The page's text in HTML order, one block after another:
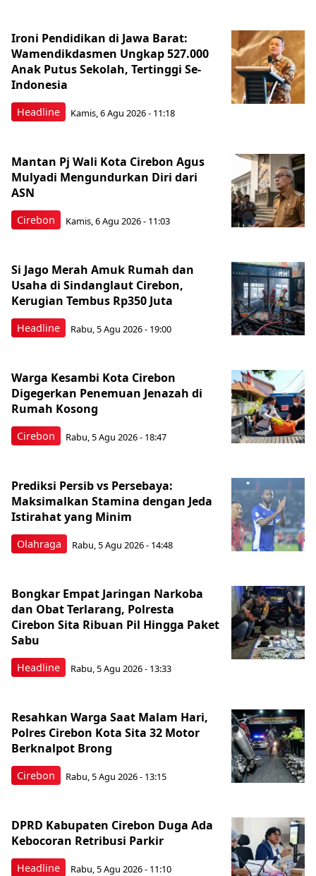
Headline
Ironi Pendidikan di Jawa Barat:
Wamendikdasmen Ungkap 527.000
Anak Putus Sekolah, Tertinggi Se-
Indonesia
Kamis, 6 Agu 2026 - 11:18
Cirebon
Mantan Pj Wali Kota Cirebon Agus
Mulyadi Mengundurkan Diri dari
ASN
Kamis, 6 Agu 2026 - 11:03
Headline
Si Jago Merah Amuk Rumah dan
Usaha di Sindanglaut Cirebon,
Kerugian Tembus Rp350 Juta
Rabu, 5 Agu 2026 - 19:00
Cirebon
Warga Kesambi Kota Cirebon
Digegerkan Penemuan Jenazah di
Rumah Kosong
Rabu, 5 Agu 2026 - 18:47
Olahraga
Prediksi Persib vs Persebaya:
Maksimalkan Stamina dengan Jeda
Istirahat yang Minim
Rabu, 5 Agu 2026 - 14:48
Headline
Bongkar Empat Jaringan Narkoba
dan Obat Terlarang, Polresta
Cirebon Sita Ribuan Pil Hingga Paket
Sabu
Rabu, 5 Agu 2026 - 13:33
Cirebon
Resahkan Warga Saat Malam Hari,
Polres Cirebon Kota Sita 32 Motor
Berknalpot Brong
Rabu, 5 Agu 2026 - 13:15
Headline
DPRD Kabupaten Cirebon Duga Ada
Kebocoran Retribusi Parkir
Rabu, 5 Agu 2026 - 11:10